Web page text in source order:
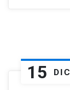
15 DIC